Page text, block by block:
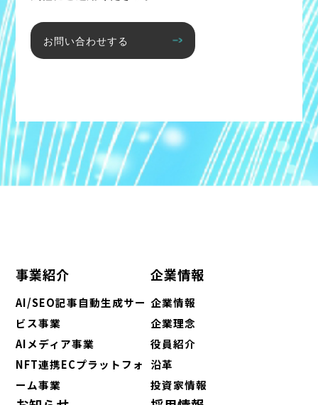
お問い合わせする
事業紹介
AI/SEO記事自動生成サー
ビス事業
AIメディア事業
NFT連携ECプラットフォ
ーム事業
企業情報
企業情報
企業理念
役員紹介
沿革
投資家情報